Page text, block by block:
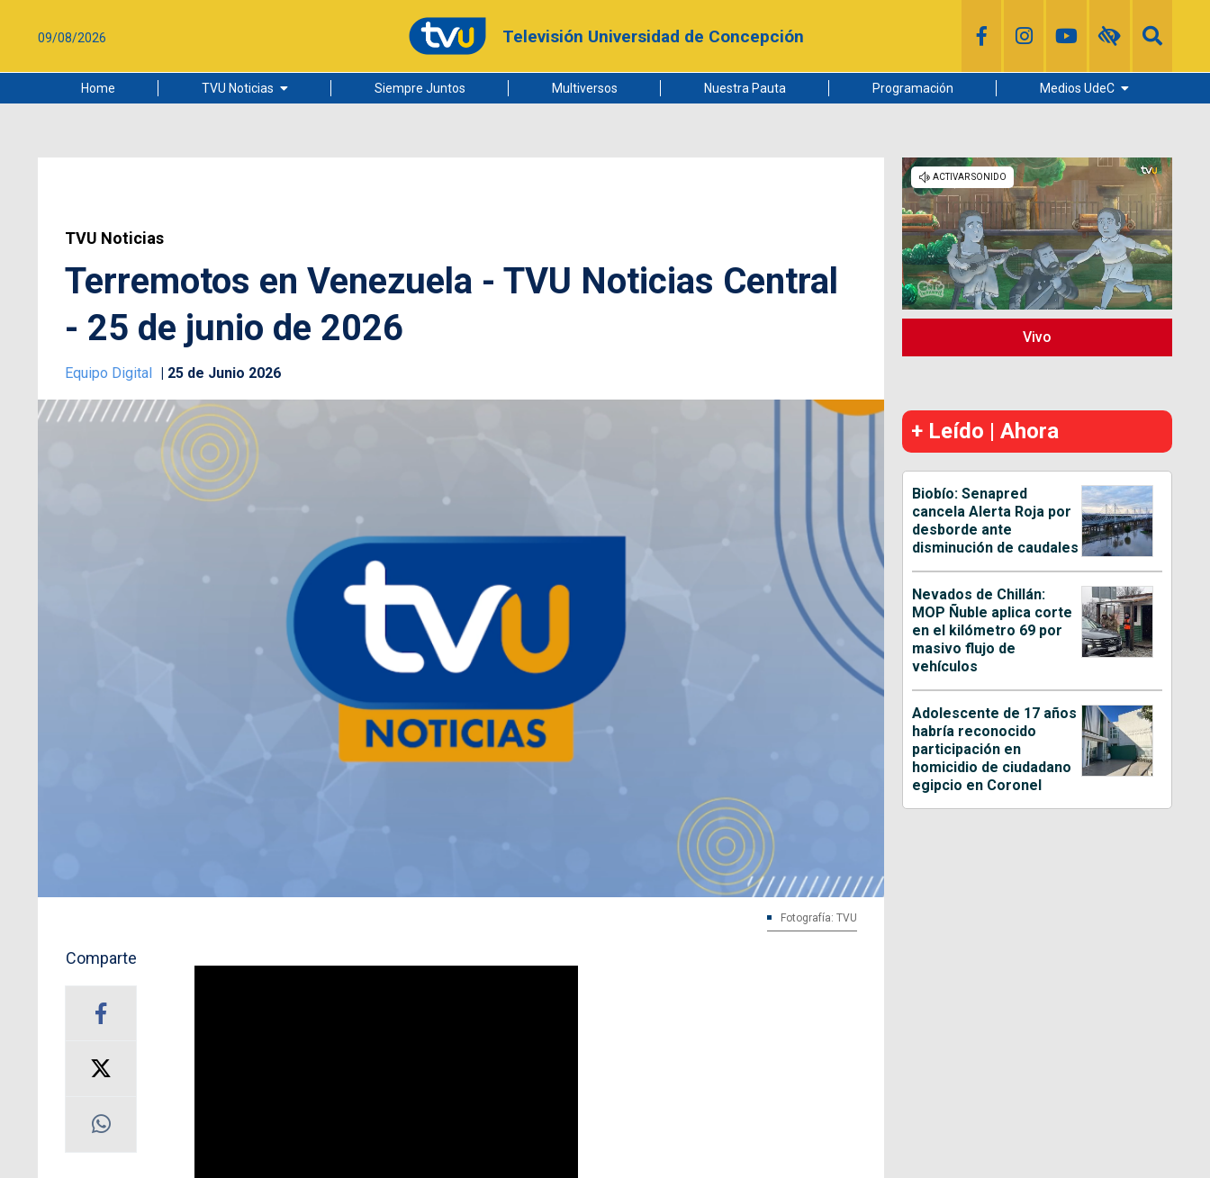
09/08/2026 Televisión Universidad de Concepción
Home TVU Noticias
Ciudad
Siempre Juntos Multiversos Nuestra Pauta Programación Medios UdeC
Radio UdeC
Noticias UdeC
La Discusión
TVU Noticias
Terremotos en Venezuela - TVU Noticias Central
- 25 de junio de 2026
Equipo Digital 25 de Junio 2026
Fotografía: TVU
Comparte
Vivo
+ Leído | Ahora
Biobío: Senapred
cancela Alerta Roja por
desborde ante
disminución de caudales
Nevados de Chillán:
MOP Ñuble aplica corte
en el kilómetro 69 por
masivo flujo de
vehículos
Adolescente de 17 años
habría reconocido
participación en
homicidio de ciudadano
egipcio en Coronel